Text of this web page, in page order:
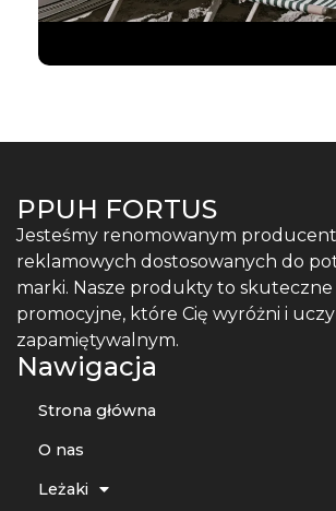
PPUH FORTUS
Jesteśmy renomowanym
reklamowych dostosowanych do
marki. Nasze produkty to
promocyjne, które Cię wyróżni i
zapamiętywalnym.
Nawigacja
Strona główna
O nas
Leżaki